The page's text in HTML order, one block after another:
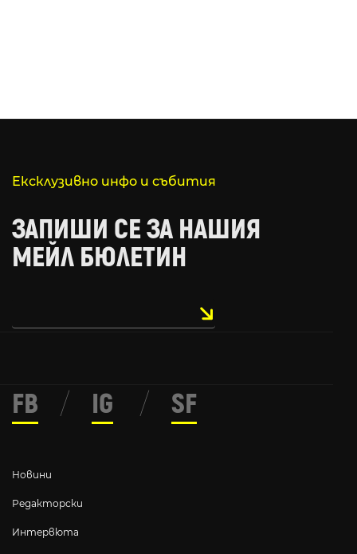
Ексклузивно инфо и събития
ЗАПИШИ СЕ ЗА НАШИЯ
МЕЙЛ БЮЛЕТИН
Новини
Редакторски
Интервюта
FB / IG / SF